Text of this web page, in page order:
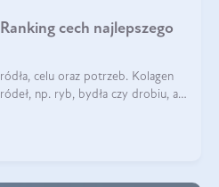
cech najlepszego
celu oraz potrzeb. Kolagen
np. ryb, bydła czy drobiu, a